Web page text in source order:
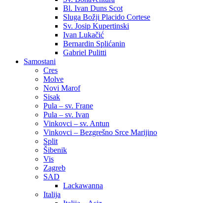
Bl. Ivan Duns Scot
Sluga Božji Placido Cortese
Sv. Josip Kupertinski
Ivan Lukačić
Bernardin Splićanin
Gabriel Pulitti
Samostani
Cres
Molve
Novi Marof
Sisak
Pula – sv. Frane
Pula – sv. Ivan
Vinkovci – sv. Antun
Vinkovci – Bezgrešno Srce Marijino
Split
Šibenik
Vis
Zagreb
SAD
Lackawanna
Italija